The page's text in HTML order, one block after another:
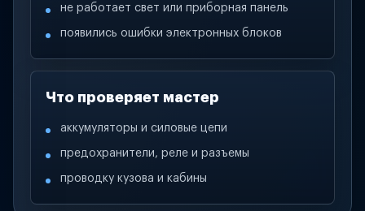
не работает свет или приборная панель
появились ошибки электронных блоков
Что проверяет мастер
аккумуляторы и силовые цепи
предохранители, реле и разъемы
проводку кузова и кабины